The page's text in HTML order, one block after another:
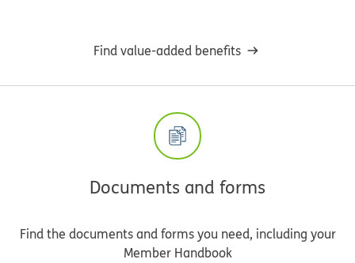
Find value-added benefits
Documents and forms
Find the documents and forms you need, including your
Member Handbook